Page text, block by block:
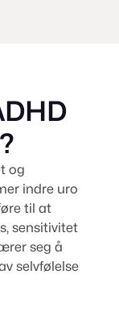
og
indre uro
til at
sensitivitet
seg å
selvfølelse